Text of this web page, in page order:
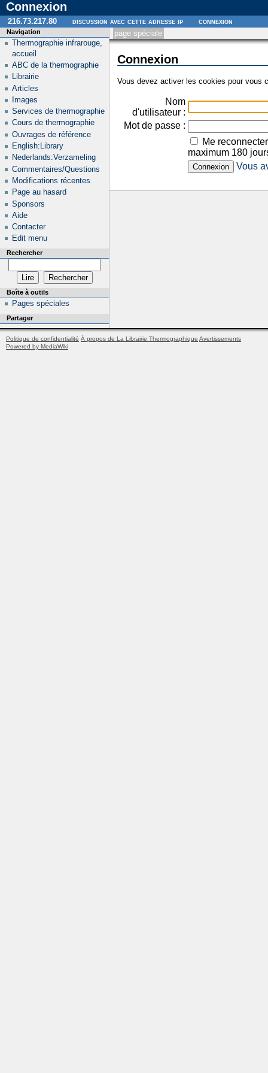
Connexion
page spéciale
Connexion
Vous devez activer les cookies pour vous
Nom
d'utilisateur :
Mot de passe :
Me
maximum 180
Vous
Navigation
Thermographie infrarouge,
accueil
ABC de la thermographie
Librairie
Articles
Images
Services de thermographie
Cours de thermographie
Ouvrages de référence
English:Library
Nederlands:Verzameling
Commentaires/Questions
Modifications récentes
Page au hasard
Sponsors
Aide
Contacter
Edit menu
Rechercher
Boîte à outils
Pages spéciales
Partager
216.73.217.80 discussion avec cette adresse ip connexion
Politique de confidentialité À propos de La Librairie Thermographique Avertissements
Powered by MediaWiki